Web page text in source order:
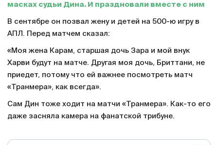
масках судьи Дина. И праздновали вместе с ним
В сентябре он позвал жену и детей на 500-ю игру в
АПЛ. Перед матчем сказал:
«Моя жена Карам, старшая дочь Зара и мой внук
Харви будут на матче. Другая моя дочь, Бриттани, не
приедет, потому что ей важнее посмотреть матч
«Транмера», как всегда».
Сам Дин тоже ходит на матчи «Транмера». Как-то его
даже засняла камера на фанатской трибуне.